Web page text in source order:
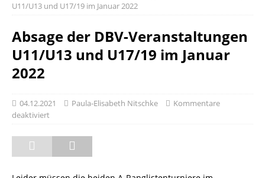
U11/U13 und U17/19 im Januar 2022
Absage der DBV-Veranstaltungen
U11/U13 und U17/19 im Januar
2022
04.12.2021 Paula-Elisabeth Nitschke
Kommentare
deaktiviert